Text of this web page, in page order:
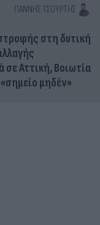
ΓΙΆΝΝΗΣ ΤΣΟΎΡΤΗΣ
στη δυτική
Αττική, Βοιωτία
μηδέν»